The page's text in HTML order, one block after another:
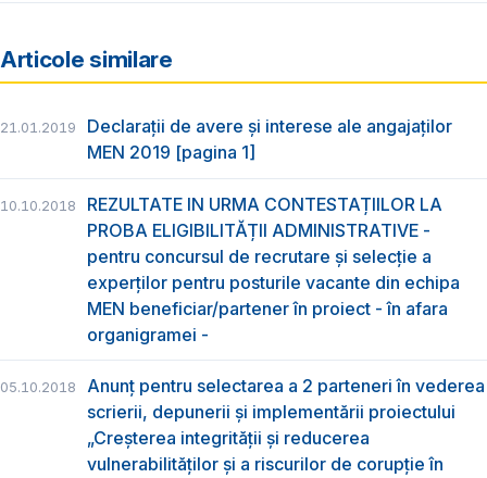
Articole similare
21.01.2019
Declarații de avere și interese ale angajaților
MEN 2019 [pagina 1]
10.10.2018
REZULTATE IN URMA CONTESTAȚIILOR LA
PROBA ELIGIBILITĂȚII ADMINISTRATIVE -
pentru concursul de recrutare și selecție a
experților pentru posturile vacante din echipa
MEN beneficiar/partener în proiect - în afara
organigramei -
05.10.2018
Anunț pentru selectarea a 2 parteneri în vederea
scrierii, depunerii și implementării proiectului
„Creșterea integrității și reducerea
vulnerabilităților și a riscurilor de corupție în